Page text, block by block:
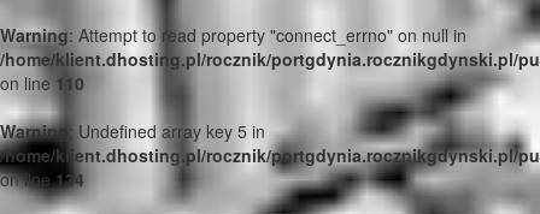
Warning: Attempt to read property "connect_errno" on null in
/home/klient.dhosting.pl/rocznik/portgdynia.rocznikgdynski.pl/
on line 110
Warning : Undefined array key 5 in
/home/klient.dhosting.pl/rocznik/portgdynia.rocznikgdynski.pl/
on line134